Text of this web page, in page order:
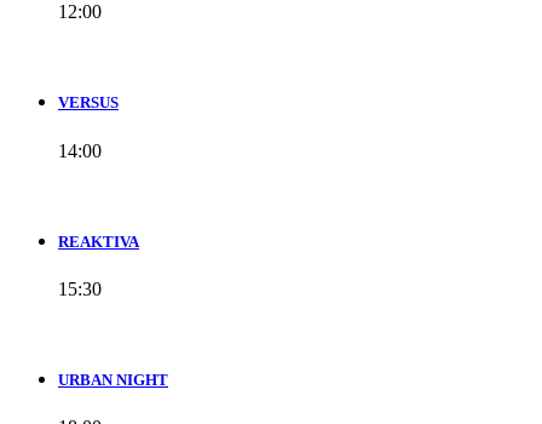
12:00
VERSUS
14:00
REAKTIVA
15:30
URBAN NIGHT